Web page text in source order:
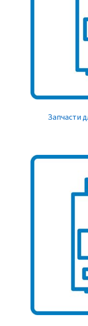
Запчасти